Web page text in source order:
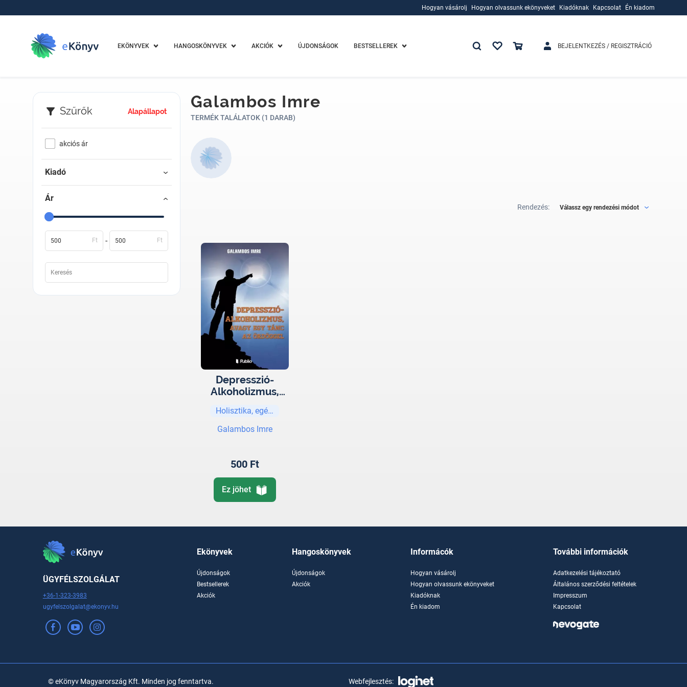
Hogyan vásárolj
Hogyan olvassunk ekönyveket
Kiadóknak
Kapcsolat Én kiadom
EKÖNYVEK HANGOSKÖNYVEK AKCIÓK ÚJDONSÁGOK BESTSELLEREK BEJELENTKEZÉS / REGISZTRÁCIÓ
Szűrők Alapállapot
akciós ár
Kiadó
Ár
Ft - Ft
Galambos Imre
TERMÉK TALÁLATOK (1 DARAB)
Rendezés: Válassz egy rendezési módot
Depresszió-
Alkoholizmus,
az ördöggel
Holisztika, egészség
Galambos Imre
500 Ft
Ez jöhet
ÜGYFÉLSZOLGÁLAT
+36-1-323-3983
ugyfelszolgalat@ekonyv.hu
Ekönyvek
Újdonságok
Bestsellerek
Akciók
Hangoskönyvek
Újdonságok
Akciók
Informácók
Hogyan vásárolj
Hogyan olvassunk ekönyveket
Kiadóknak
Én kiadom
További információk
Adatkezelési tájékoztató
Általános szerződési feltételek
Impresszum
Kapcsolat
© eKönyv Magyarország Kft. Minden jog fenntartva. Webfejlesztés: